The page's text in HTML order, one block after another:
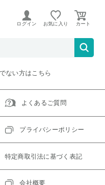
。
ログイン お気に入り
、またはただいま取り扱い
ない方はこちら
よくあるご質問
プライバシーポリシー
特定商取引法に基づく表記
会社概要